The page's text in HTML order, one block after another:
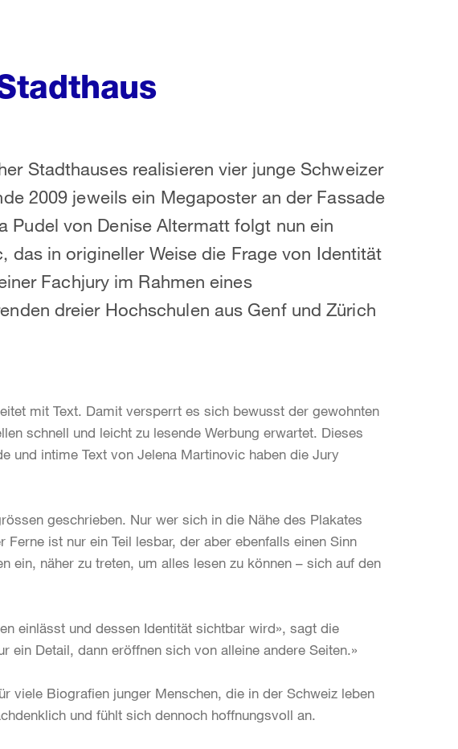
Stadthauses realisieren vier junge Schweizer
2009 jeweils ein Megaposter an der Fassade
Pudel von Denise Altermatt folgt nun ein
das in origineller Weise die Frage von Identität
Fachjury im Rahmen eines
dreier Hochschulen aus Genf und Zürich
mit Text. Damit versperrt es sich bewusst der gewohnten
schnell und leicht zu lesende Werbung erwartet. Dieses
und intime Text von Jelena Martinovic haben die Jury
geschrieben. Nur wer sich in die Nähe des Plakates
ist nur ein Teil lesbar, der aber ebenfalls einen Sinn
ein, näher zu treten, um alles lesen zu können – sich auf den
einlässt und dessen Identität sichtbar wird», sagt die
ein Detail, dann eröffnen sich von alleine andere Seiten.»
viele Biografien junger Menschen, die in der Schweiz leben
und fühlt sich dennoch hoffnungsvoll an.